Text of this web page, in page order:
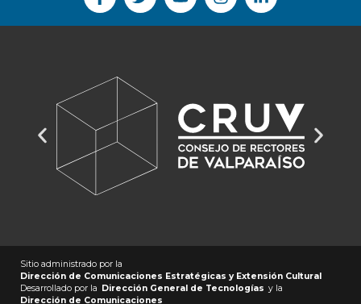
Sitio administrado por la
Dirección de Comunicaciones Estratégicas y Extensión Cultural
Desarrollado por la Dirección General de Tecnologías y la
Dirección de Comunicaciones